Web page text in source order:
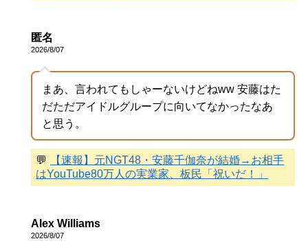
匿名
2026/8/07
まあ、言われてもしゃーないけどねww 安藤はた
だただアイドルグループに向いてなかったなあ
と思う。
💬
【速報】元NGT48・安藤千伽奈が結婚→お相手
はYouTube80万人の実業家、板民「祝いだ！」
Alex Williams
2026/8/07